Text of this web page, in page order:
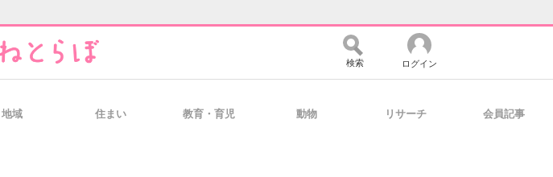
検索 ログイン
地域 住まい 教育・育児 動物 リサーチ 会員記事